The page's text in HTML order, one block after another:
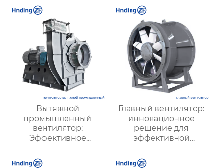
Вытяжной
промышленный
вентилятор:
Эффективное
надежной вентиляции
Главный вентилятор:
инновационное
решение для
эффективной
оптимизации работы